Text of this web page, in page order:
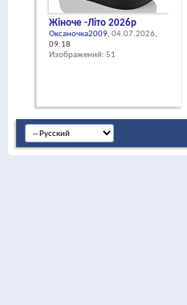
Жіноче -Літо 2026р
Оксаночка2009, 04.07.2026,
09:18
Изображений: 51